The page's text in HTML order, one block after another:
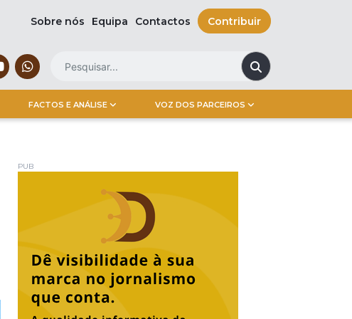
Sobre nós Equipa Contactos Contribuir
FACTOS E ANÁLISE VOZ DOS PARCEIROS
PUB